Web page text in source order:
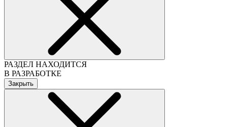
РАЗДЕЛ НАХОДИТСЯ
В РАЗРАБОТКЕ
Закрыть